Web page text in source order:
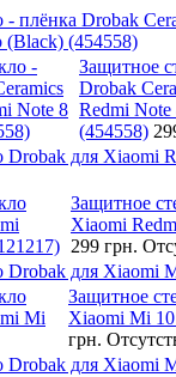
- плёнка Drobak
(Black) (454558)
Защитное
Drobak
Redmi
(454558)
Drobak для Xiaomi
Защитное
Xiaomi
299 грн.
Drobak для Xiaomi
Защитное
Xiaomi Mi
грн.
Drobak для Xiaomi